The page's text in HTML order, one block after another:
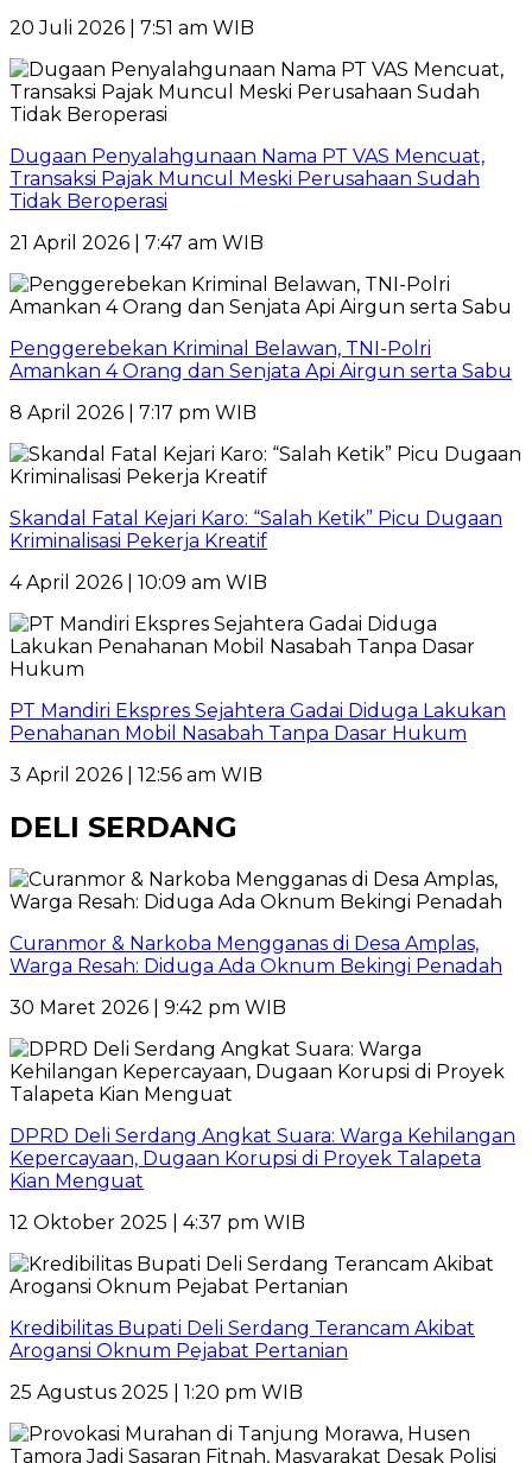
20 Juli 2026 | 7:51 am WIB
Dugaan Penyalahgunaan Nama PT VAS Mencuat,
Transaksi Pajak Muncul Meski Perusahaan Sudah
Tidak Beroperasi
21 April 2026 | 7:47 am WIB
Penggerebekan Kriminal Belawan, TNI-Polri
Amankan 4 Orang dan Senjata Api Airgun serta Sabu
8 April 2026 | 7:17 pm WIB
Skandal Fatal Kejari Karo: “Salah Ketik” Picu Dugaan
Kriminalisasi Pekerja Kreatif
4 April 2026 | 10:09 am WIB
PT Mandiri Ekspres Sejahtera Gadai Diduga Lakukan
Penahanan Mobil Nasabah Tanpa Dasar Hukum
3 April 2026 | 12:56 am WIB
DELI SERDANG
Curanmor & Narkoba Mengganas di Desa Amplas,
Warga Resah: Diduga Ada Oknum Bekingi Penadah
30 Maret 2026 | 9:42 pm WIB
DPRD Deli Serdang Angkat Suara: Warga Kehilangan
Kepercayaan, Dugaan Korupsi di Proyek Talapeta
Kian Menguat
12 Oktober 2025 | 4:37 pm WIB
Kredibilitas Bupati Deli Serdang Terancam Akibat
Arogansi Oknum Pejabat Pertanian
25 Agustus 2025 | 1:20 pm WIB